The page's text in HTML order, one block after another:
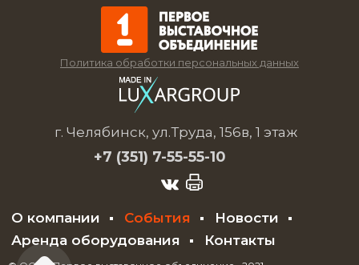
Политика обработки персональных данных
г. Челябинск, ул.Труда, 156в, 1 этаж
+7 (351) 7-55-55-10
О компании События
Новости
Аренда оборудования
Контакты